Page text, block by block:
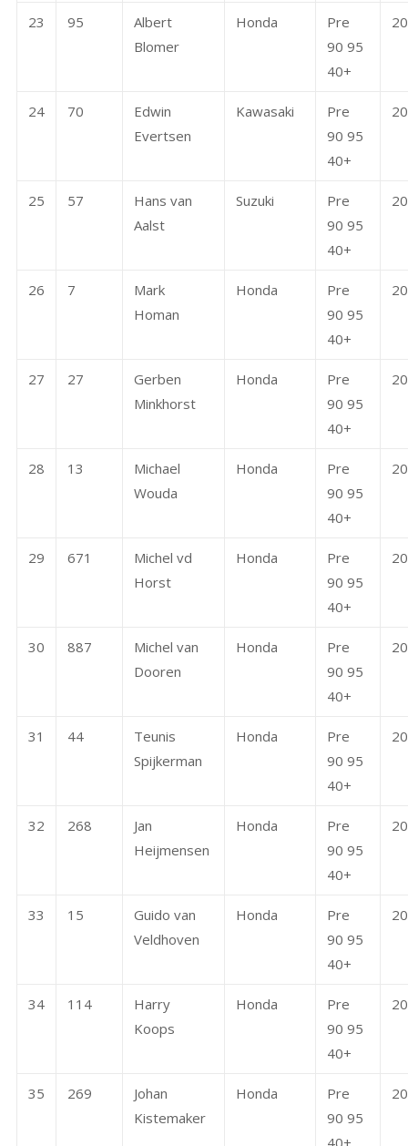
23 95
Albert
Blomer
Honda
Pre
90 95
40+
24 70
Edwin
Evertsen
Kawasaki
Pre
90 95
40+
25 57
Hans van
Aalst
Suzuki
Pre
90 95
40+
26 7
Mark
Homan
Honda
Pre
90 95
40+
27 27
Gerben
Minkhorst
Honda
Pre
90 95
40+
28 13
Michael
Wouda
Honda
Pre
90 95
40+
29 671
Michel vd
Horst
Honda
Pre
90 95
40+
30 887
Michel van
Dooren
Honda
Pre
90 95
40+
31 44
Teunis
Spijkerman
Honda
Pre
90 95
40+
32 268
Jan
Heijmensen
Honda
Pre
90 95
40+
33 15
Guido van
Veldhoven
Honda
Pre
90 95
40+
34 114
Harry
Koops
Honda
Pre
90 95
40+
35 269
Johan
Kistemaker
Honda
Pre
90 95
40+